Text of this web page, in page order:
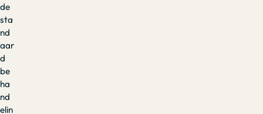
de
sta
nd
aar
d
be
ha
nd
elin